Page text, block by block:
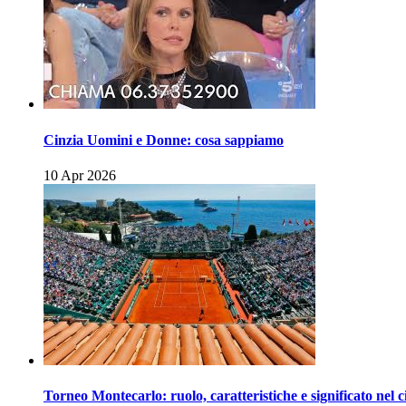
Cinzia Uomini e Donne: cosa sappiamo
10 Apr 2026
Torneo Montecarlo: ruolo, caratteristiche e significato nel